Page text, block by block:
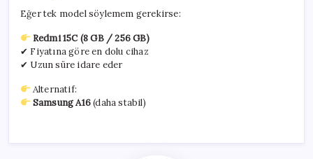
Eğer tek model söylemem gerekirse:
Redmi 15C (8 GB / 256 GB)
✔ Fiyatına göre en dolu cihaz
✔ Uzun süre idare eder
Alternatif:
Samsung A16(daha stabil)